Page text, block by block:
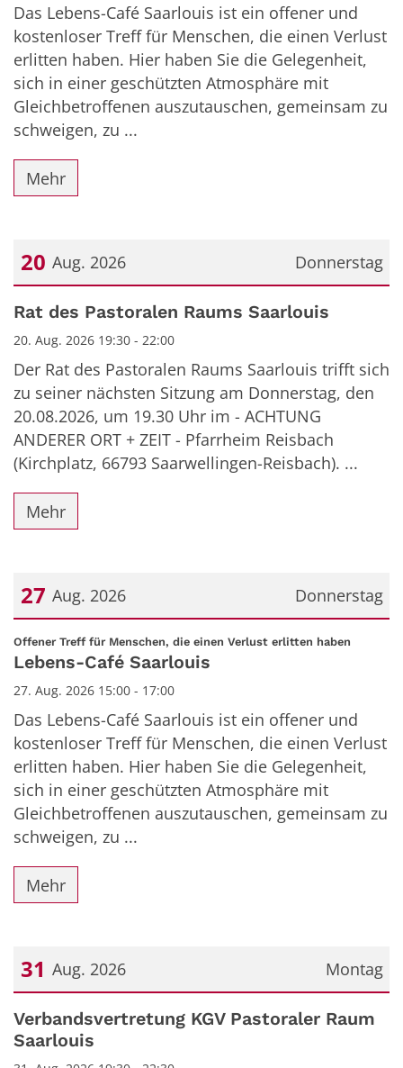
Das Lebens-Café Saarlouis ist ein offener und
kostenloser Treff für Menschen, die einen Verlust
erlitten haben. Hier haben Sie die Gelegenheit,
sich in einer geschützten Atmosphäre mit
Gleichbetroffenen auszutauschen, gemeinsam zu
schweigen, zu ...
Mehr
Donnerstag
20 Aug. 2026
Datum: 20. August 2026
Rat des Pastoralen Raums Saarlouis
20. Aug. 2026 19:30 - 22:00
Der Rat des Pastoralen Raums Saarlouis trifft sich
zu seiner nächsten Sitzung am Donnerstag, den
20.08.2026, um 19.30 Uhr im - ACHTUNG
ANDERER ORT + ZEIT - Pfarrheim Reisbach
(Kirchplatz, 66793 Saarwellingen-Reisbach). ...
Mehr
Donnerstag
27 Aug. 2026
Datum: 27. August 2026
Offener Treff für Menschen, die einen Verlust erlitten haben
Lebens-Café Saarlouis
27. Aug. 2026 15:00 - 17:00
Das Lebens-Café Saarlouis ist ein offener und
kostenloser Treff für Menschen, die einen Verlust
erlitten haben. Hier haben Sie die Gelegenheit,
sich in einer geschützten Atmosphäre mit
Gleichbetroffenen auszutauschen, gemeinsam zu
schweigen, zu ...
Mehr
Montag
31 Aug. 2026
Datum: 31. August 2026
Verbandsvertretung KGV Pastoraler Raum
Saarlouis